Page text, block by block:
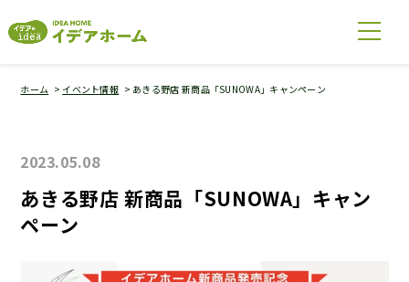
ホーム イベント情報 あきる野店 新商品「SUNOWA」キャンペーン
2023.05.08
あきる野店 新商品「SUNOWA」キャン
ペーン